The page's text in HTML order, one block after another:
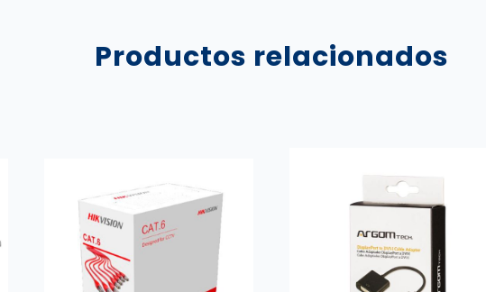
Productos relacionados